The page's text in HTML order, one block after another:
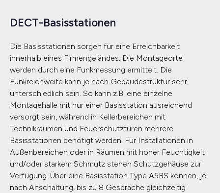
DECT-Basisstationen
Die Basisstationen sorgen für eine Erreichbarkeit
innerhalb eines Firmengeländes. Die Montageorte
werden durch eine Funkmessung ermittelt. Die
Funkreichweite kann je nach Gebäudestruktur sehr
unterschiedlich sein. So kann z.B. eine einzelne
Montagehalle mit nur einer Basisstation ausreichend
versorgt sein, während in Kellerbereichen mit
Technikräumen und Feuerschutztüren mehrere
Basisstationen benötigt werden. Für Installationen in
Außenbereichen oder in Räumen mit hoher Feuchtigkeit
und/oder starkem Schmutz stehen Schutzgehäuse zur
Verfügung. Über eine Basisstation Type A5BS können, je
nach Anschaltung, bis zu 8 Gespräche gleichzeitig